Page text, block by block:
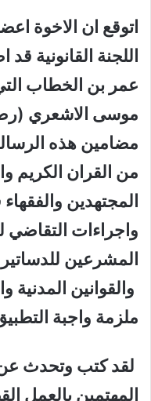
اتوقع ان الاخوة
اللجنة القانونية
عمر بن الخطاب
موسى الاشعري
مضامين هذه الرسالة
من القران الكريم
المجتهدين
واجراءات
المشرعين للدساتير
والقوانين
ملزمة واجبة
لقد كتب وتحدث عن
المهتمين بالعمل